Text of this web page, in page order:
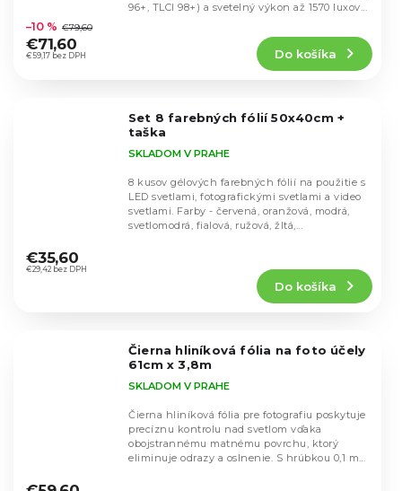
hodnotenie
produktu
je
€59,17 bez DPH
–10 % €79,60
€71,60
Do košíka
96+, TLCI 98+) a svetelný výkon až 1570 luxov...
Set 8 farebných fólií 50x40cm +
taška
hodnotenie
produktu
SKLADOM V PRAHE
€29,42 bez DPH
€35,60
Do košíka
8 kusov gélových farebných fólií na použitie s
LED svetlami, fotografickými svetlami a video
svetlami. Farby - červená, oranžová, modrá,
svetlomodrá, fialová, ružová, žltá,...
Čierna hliníková fólia na foto účely
61cm x 3,8m
hodnotenie
SKLADOM V PRAHE
Čierna hliníková fólia pre fotografiu poskytuje
precíznu kontrolu nad svetlom vďaka
obojstrannému matnému povrchu, ktorý
eliminuje odrazy a oslnenie. S hrúbkou 0,1 mm